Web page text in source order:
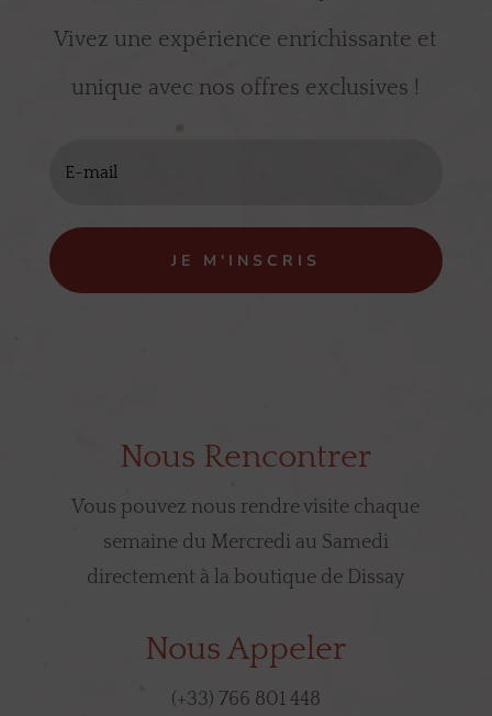
Vivez une expérience enrichissante et
unique avec nos offres exclusives !
JE M'INSCRIS
Nous Rencontrer
Vous pouvez nous rendre visite chaque
semaine du Mercredi au Samedi
directement à la boutique de Dissay
Nous Appeler
(+33) 766 801 448